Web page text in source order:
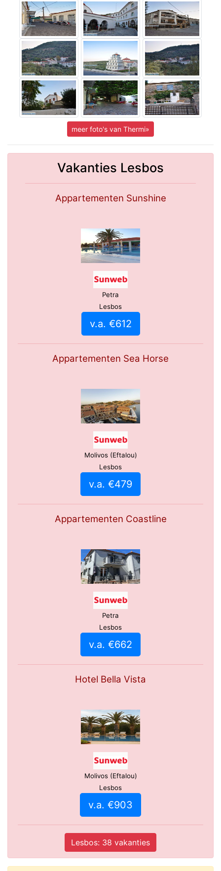
meer foto's van Thermi»
Vakanties Lesbos
Appartementen Sunshine
Petra
Lesbos
v.a. €612
Appartementen Sea Horse
Molivos (Eftalou)
Lesbos
v.a. €479
Appartementen Coastline
Petra
Lesbos
v.a. €662
Hotel Bella Vista
Molivos (Eftalou)
Lesbos
v.a. €903
Lesbos: 38 vakanties